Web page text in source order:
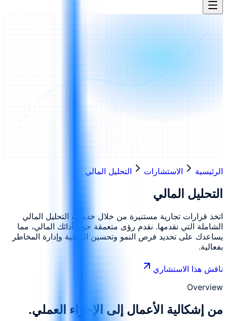
الرئيسية الاستشارات التحليل المالي
التحليل المالي
اتخذ قرارات تجارية مستنيرة من خلال خدمات التحليل المالي
الشاملة التي نقدمها. نقدم رؤى متعمقة حول أدائك المالي، مما
يساعدك على تحديد فرص النمو وتحسين الربحية وإدارة المخاطر
بفعالية.
ناقش هذا الاستشاري
Overview
من إشكالية الأعمال إلى الإجراء العملي.